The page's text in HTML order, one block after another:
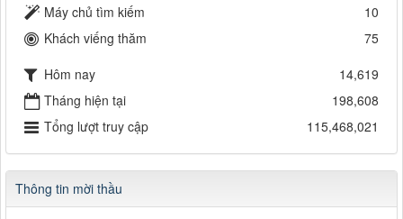
Máy chủ tìm kiếm
10
Khách viếng thăm
75
Hôm nay
14,619
Tháng hiện tại
198,608
Tổng lượt truy cập
115,468,021
Thông tin mời thầu